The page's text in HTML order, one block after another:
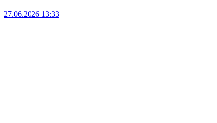
27.06.2026 13:33